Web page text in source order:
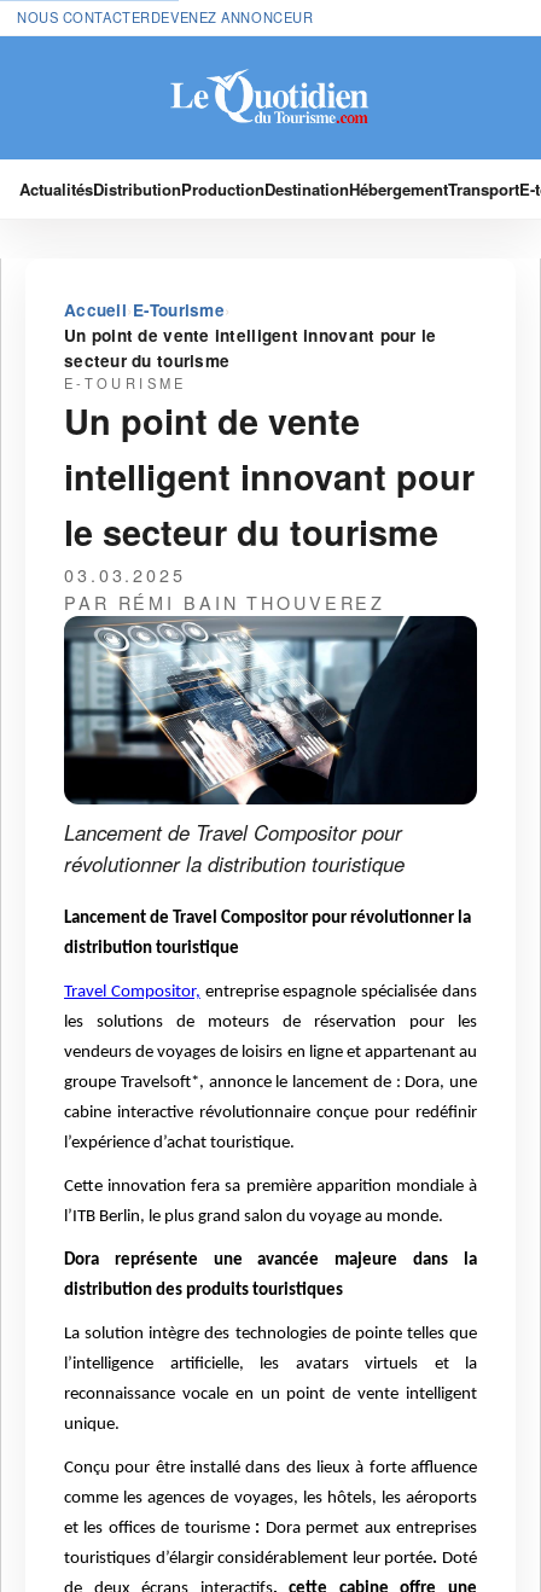
NOUS CONTACTERDEVENEZ ANNONCEUR
ActualitésDistributionProductionDestinationHébergementTransport
Accueil›E-Tourisme›
Un point de vente intelligent innovant pour le
secteur du tourisme
E-TOURISME
Un point de vente
intelligent innovant pour
le secteur du tourisme
03.03.2025
PAR RÉMI BAIN THOUVEREZ
Lancement de Travel Compositor pour
révolutionner la distribution touristique
Lancement de Travel Compositor pour révolutionner la
distribution touristique
Travel Compositor, entreprise espagnole spécialisée dans
les solutions de moteurs de réservation pour les
vendeurs de voyages de loisirs en ligne et appartenant au
groupe Travelsoft*, annonce le lancement de : Dora, une
cabine interactive révolutionnaire conçue pour redéfinir
l’expérience d’achat touristique.
Cette innovation fera sa première apparition mondiale à
l’ITB Berlin, le plus grand salon du voyage au monde.
Dora représente une avancée majeure dans la
distribution des produits touristiques
La solution intègre des technologies de pointe telles que
l’intelligence artificielle, les avatars virtuels et la
reconnaissance vocale en un point de vente intelligent
unique.
Conçu pour être installé dans des lieux à forte affluence
comme les agences de voyages, les hôtels, les aéroports
et les offices de tourisme : Dora permet aux entreprises
touristiques d’élargir considérablement leur portée. Doté